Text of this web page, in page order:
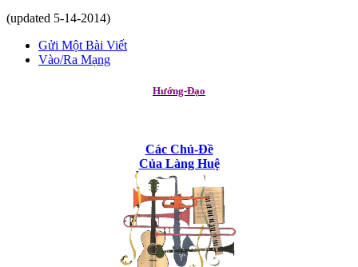
(updated 5-14-2014)
Gửi Một Bài Viết
Vào/Ra Mạng
Hướng-Đạo
Các Chủ-Đề
Của Làng Huệ